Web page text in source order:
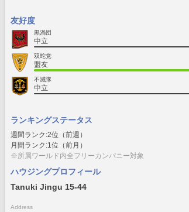
友好度
黒渦団
中立
双蛇党
盟友
不滅隊
中立
ランキングステータス
週間ランク:2位（前週）
月間ランク:1位（前月）
※所属ワールド内全フリーカンパニー対象
ハウジングプロフィール
Tanuki Jingu 15-44
Address